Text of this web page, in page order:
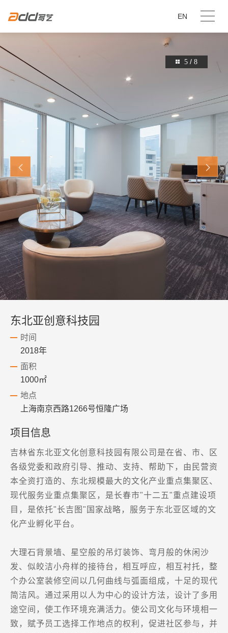
EN
5 / 8
东北亚创意科技园
时间
2018年
面积
1000㎡
地点
上海南京西路1266号恒隆广场
项目信息
吉林省东北亚文化创意科技园有限公司是在省、市、区
各级党委和政府引导、推动、支持、帮助下，由民营资
本全资打造的、东北规模最大的文化产业重点集聚区、
现代服务业重点集聚区，是长春市"十二五"重点建设项
目，是依托"长吉图"国家战略，服务于东北亚区域的文
化产业孵化平台。
大理石背景墙、星空般的吊灯装饰、弯月般的休闲沙
发、似皎洁小舟样的接待台，相互呼应，相互衬托，整
个办公室装修空间以几何曲线与弧面组成，十足的现代
简洁风。通过采用以人为中心的设计方法，设计了多用
途空间，使工作环境充满活力。使公司文化与环境相一
致，赋予员工选择工作地点的权利，促进社区参与，并